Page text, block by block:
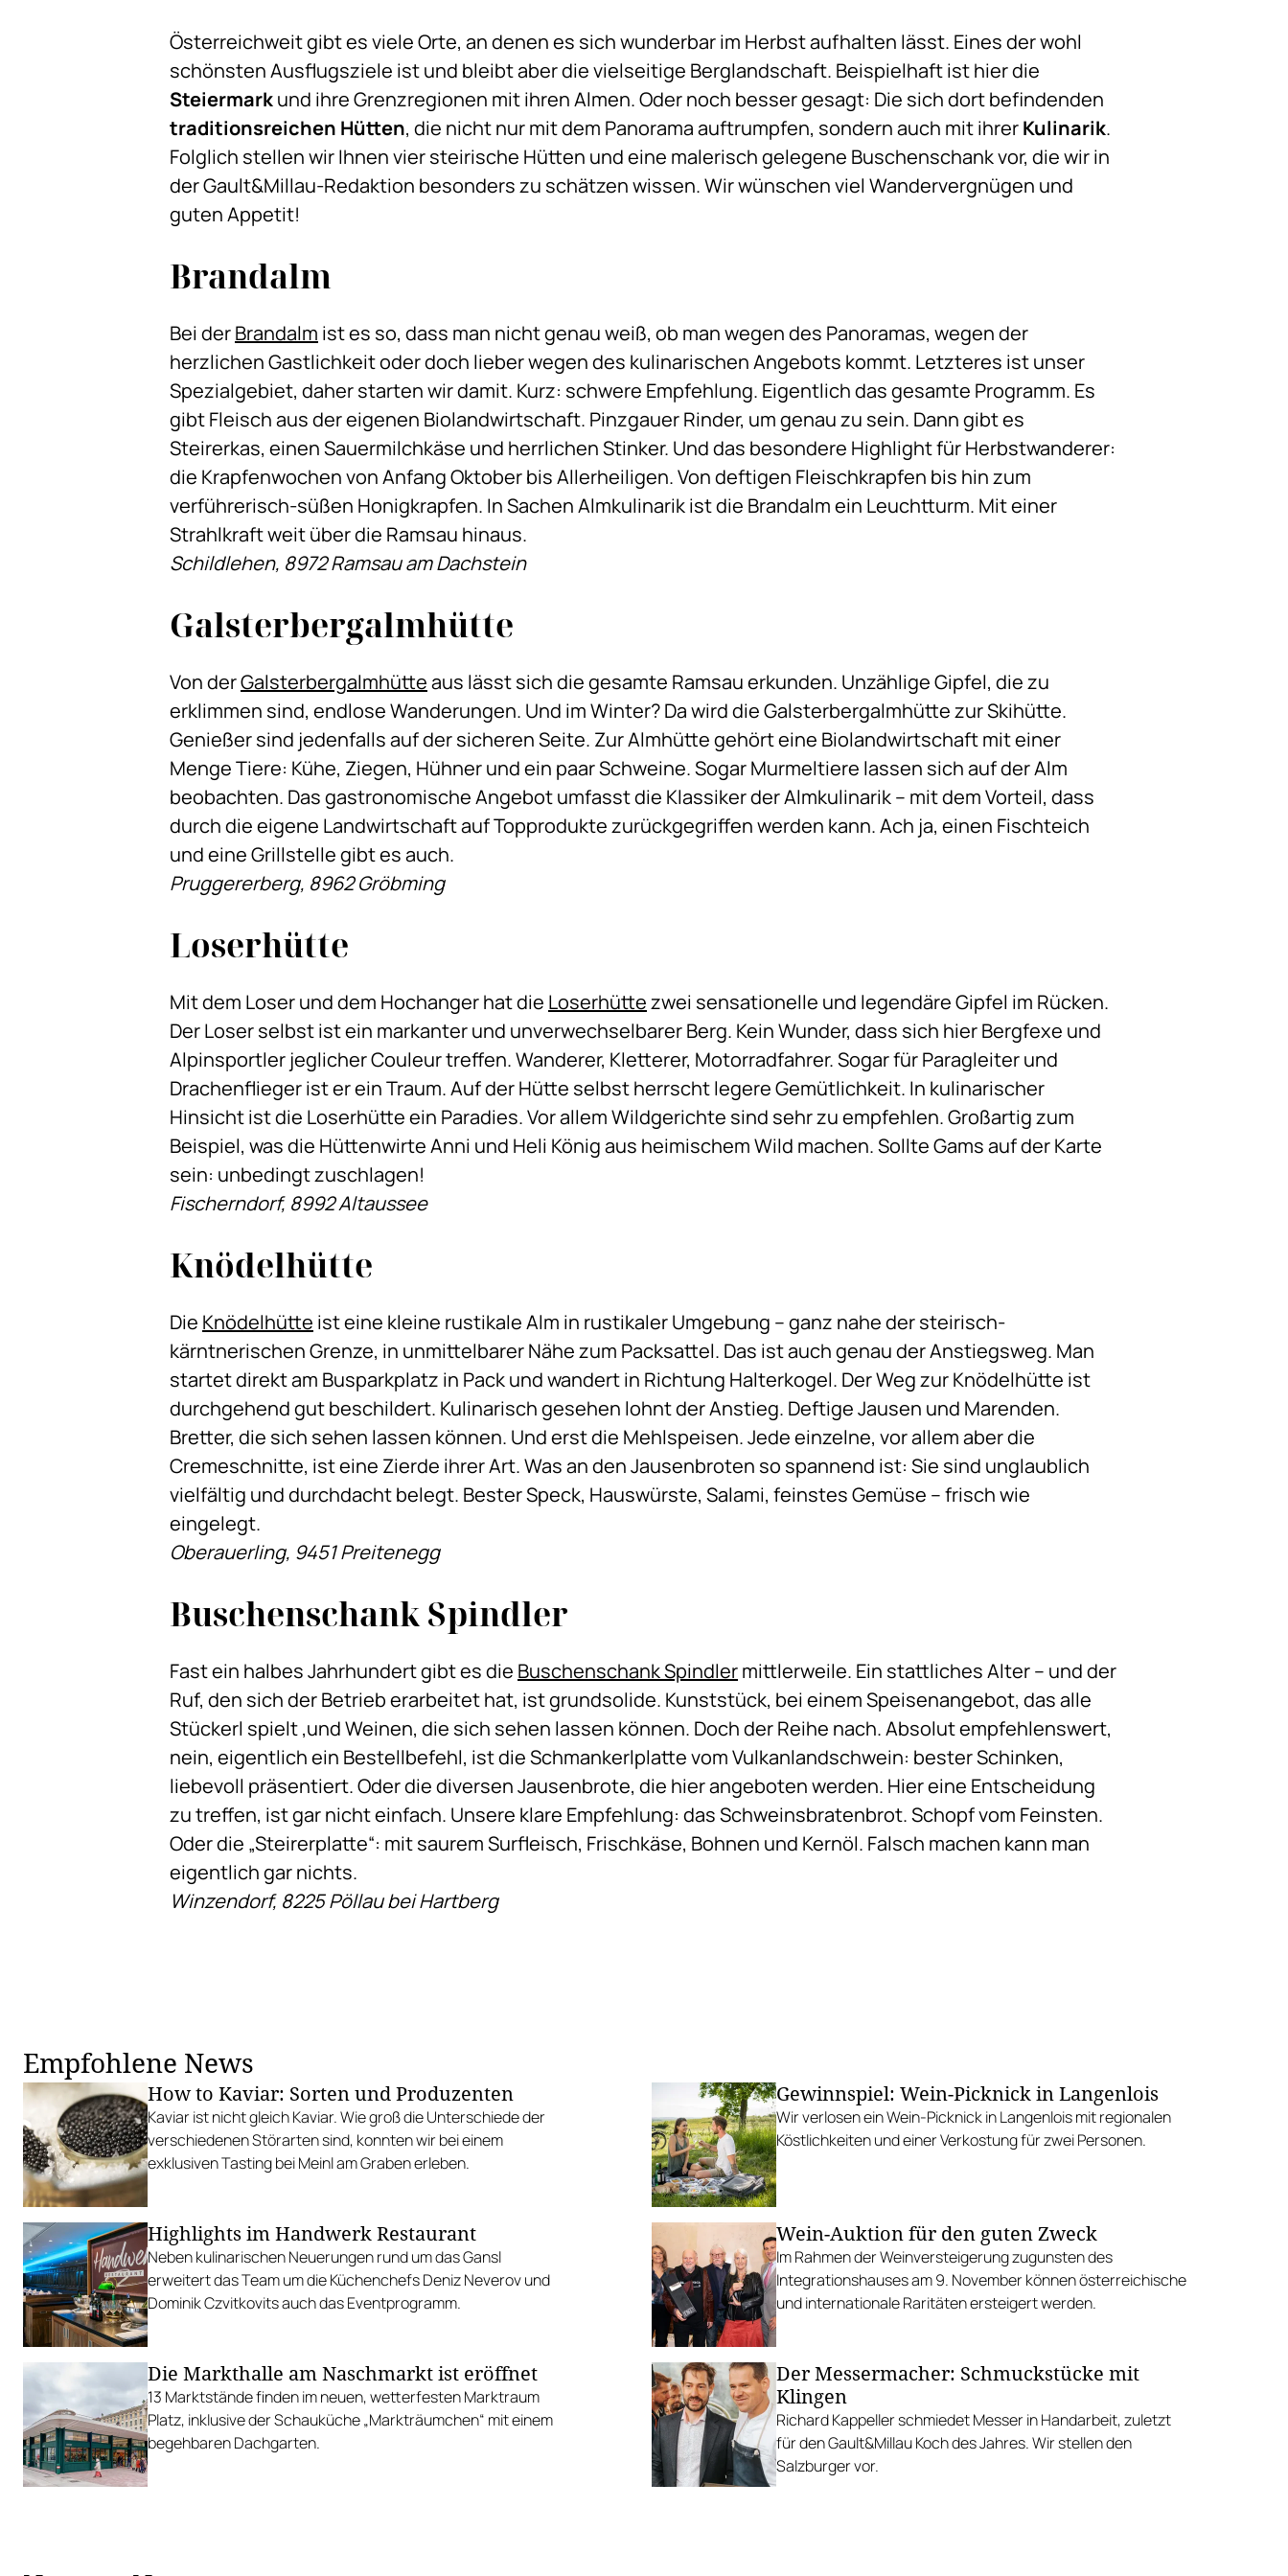
Österreichweit gibt es viele Orte, an denen es sich wunderbar im Herbst aufhalten lässt. Eines der wohl
schönsten Ausflugsziele ist und bleibt aber die vielseitige Berglandschaft. Beispielhaft ist hier die
Steiermarkund ihre Grenzregionen mit ihren Almen. Oder noch besser gesagt: Die sich dort befindenden
traditionsreichen Hütten, die nicht nur mit dem Panorama auftrumpfen, sondern auch mit ihrerKulinarik.
Folglich stellen wir Ihnen vier steirische Hütten und eine malerisch gelegene Buschenschank vor, die wir in
der Gault&Millau-Redaktion besonders zu schätzen wissen. Wir wünschen viel Wandervergnügen und
guten Appetit!
Brandalm
Bei derBrandalm ist es so, dass man nicht genau weiß, ob man wegen des Panoramas, wegen der
herzlichen Gastlichkeit oder doch lieber wegen des kulinarischen Angebots kommt. Letzteres ist unser
Spezialgebiet, daher starten wir damit. Kurz: schwere Empfehlung. Eigentlich das gesamte Programm. Es
gibt Fleisch aus der eigenen Biolandwirtschaft. Pinzgauer Rinder, um genau zu sein. Dann gibt es
Steirerkas, einen Sauermilchkäse und herrlichen Stinker. Und das besondere Highlight für Herbstwanderer:
die Krapfenwochen von Anfang Oktober bis Allerheiligen. Von deftigen Fleischkrapfen bis hin zum
verführerisch-süßen Honigkrapfen. In Sachen Almkulinarik ist die Brandalm ein Leuchtturm. Mit einer
Strahlkraft weit über die Ramsau hinaus.
Schildlehen, 8972 Ramsau am Dachstein
Galsterbergalmhütte
Von derGalsterbergalmhütteaus lässt sich die gesamte Ramsau erkunden. Unzählige Gipfel, die zu
erklimmen sind, endlose Wanderungen. Und im Winter? Da wird die Galsterbergalmhütte zur Skihütte.
Genießer sind jedenfalls auf der sicheren Seite. Zur Almhütte gehört eine Biolandwirtschaft mit einer
Menge Tiere: Kühe, Ziegen, Hühner und ein paar Schweine. Sogar Murmeltiere lassen sich auf der Alm
beobachten. Das gastronomische Angebot umfasst die Klassiker der Almkulinarik – mit dem Vorteil, dass
durch die eigene Landwirtschaft auf Topprodukte zurückgegriffen werden kann. Ach ja, einen Fischteich
und eine Grillstelle gibt es auch.
Pruggererberg, 8962 Gröbming
Loserhütte
Mit dem Loser und dem Hochanger hat die Loserhüttezwei sensationelle und legendäre Gipfel im Rücken.
Der Loser selbst ist ein markanter und unverwechselbarer Berg. Kein Wunder, dass sich hier Bergfexe und
Alpinsportler jeglicher Couleur treffen. Wanderer, Kletterer, Motorradfahrer. Sogar für Paragleiter und
Drachenflieger ist er ein Traum. Auf der Hütte selbst herrscht legere Gemütlichkeit. In kulinarischer
Hinsicht ist die Loserhütte ein Paradies. Vor allem Wildgerichte sind sehr zu empfehlen. Großartig zum
Beispiel, was die Hüttenwirte Anni und Heli König aus heimischem Wild machen. Sollte Gams auf der Karte
sein: unbedingt zuschlagen!
Fischerndorf, 8992 Altaussee
Knödelhütte
Die Knödelhütte ist eine kleine rustikale Alm in rustikaler Umgebung – ganz nahe der steirisch-
kärntnerischen Grenze, in unmittelbarer Nähe zum Packsattel. Das ist auch genau der Anstiegsweg. Man
startet direkt am Busparkplatz in Pack und wandert in Richtung Halterkogel. Der Weg zur Knödelhütte ist
durchgehend gut beschildert. Kulinarisch gesehen lohnt der Anstieg. Deftige Jausen und Marenden.
Bretter, die sich sehen lassen können. Und erst die Mehlspeisen. Jede einzelne, vor allem aber die
Cremeschnitte, ist eine Zierde ihrer Art. Was an den Jausenbroten so spannend ist: Sie sind unglaublich
vielfältig und durchdacht belegt. Bester Speck, Hauswürste, Salami, feinstes Gemüse – frisch wie
eingelegt.
Oberauerling, 9451 Preitenegg
Buschenschank Spindler
Fast ein halbes Jahrhundert gibt es die Buschenschank Spindlermittlerweile. Ein stattliches Alter – und der
Ruf, den sich der Betrieb erarbeitet hat, ist grundsolide. Kunststück, bei einem Speisenangebot, das alle
Stückerl spielt ,und Weinen, die sich sehen lassen können. Doch der Reihe nach. Absolut empfehlenswert,
nein, eigentlich ein Bestellbefehl, ist die Schmankerlplatte vom Vulkanlandschwein: bester Schinken,
liebevoll präsentiert. Oder die diversen Jausenbrote, die hier angeboten werden. Hier eine Entscheidung
zu treffen, ist gar nicht einfach. Unsere klare Empfehlung: das Schweinsbratenbrot. Schopf vom Feinsten.
Oder die „Steirerplatte“: mit saurem Surfleisch, Frischkäse, Bohnen und Kernöl. Falsch machen kann man
eigentlich gar nichts.
Winzendorf, 8225 Pöllau bei Hartberg
Empfohlene News
How to Kaviar: Sorten und Produzenten
Kaviar ist nicht gleich Kaviar. Wie groß die Unterschiede der
verschiedenen Störarten sind, konnten wir bei einem
exklusiven Tasting bei Meinl am Graben erleben.
Gewinnspiel: Wein-Picknick in Langenlois
Wir verlosen ein Wein-Picknick in Langenlois mit regionalen
Köstlichkeiten und einer Verkostung für zwei Personen.
Highlights im Handwerk Restaurant
Neben kulinarischen Neuerungen rund um das Gansl
erweitert das Team um die Küchenchefs Deniz Neverov und
Dominik Czvitkovits auch das Eventprogramm.
Wein-Auktion für den guten Zweck
Im Rahmen der Weinversteigerung zugunsten des
Integrationshauses am 9. November können österreichische
und internationale Raritäten ersteigert werden.
Die Markthalle am Naschmarkt ist eröffnet
13 Marktstände finden im neuen, wetterfesten Marktraum
Platz, inklusive der Schauküche „Markträumchen“ mit einem
begehbaren Dachgarten.
Der Messermacher: Schmuckstücke mit
Klingen
Richard Kappeller schmiedet Messer in Handarbeit, zuletzt
für den Gault&Millau Koch des Jahres. Wir stellen den
Salzburger vor.